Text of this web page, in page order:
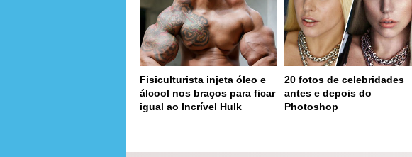
Fisiculturista injeta óleo e
álcool nos braços para ficar
igual ao Incrível Hulk
20 fotos de celebridades
antes e depois do
Photoshop